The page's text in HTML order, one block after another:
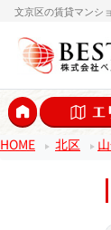
文京区の賃貸マンシ
HOME 北区